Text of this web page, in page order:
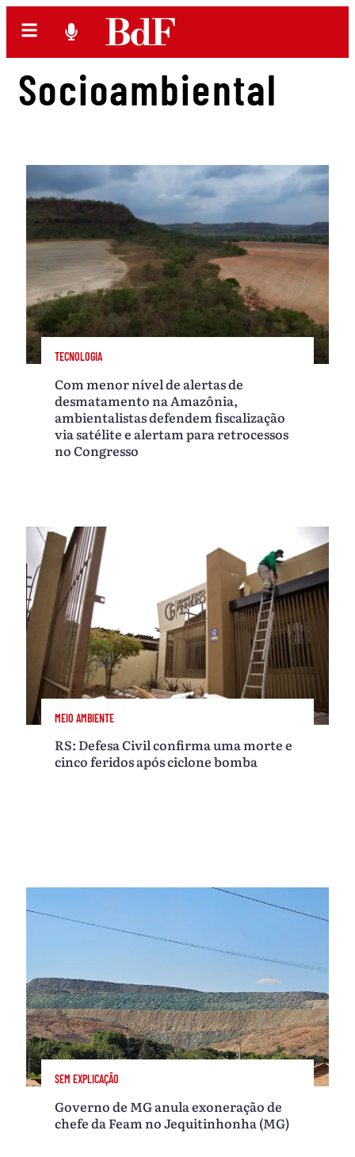
Socioambiental
TECNOLOGIA
Com menor nível de alertas de
desmatamento na Amazônia,
ambientalistas defendem fiscalização
via satélite e alertam para retrocessos
no Congresso
MEIO AMBIENTE
RS: Defesa Civil confirma uma morte e
cinco feridos após ciclone bomba
SEM EXPLICAÇÃO
Governo de MG anula exoneração de
chefe da Feam no Jequitinhonha (MG)